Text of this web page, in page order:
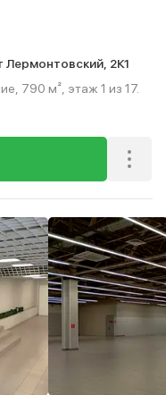
Лермонтовский, 2К1
790 м², этаж 1 из 17.